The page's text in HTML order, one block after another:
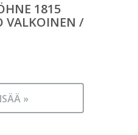
1815
VALKOINEN /
»